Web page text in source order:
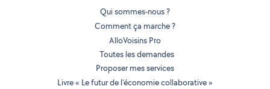
Qui sommes-nous ?
Comment ça marche ?
AlloVoisins Pro
Toutes les demandes
Proposer mes services
Livre « Le futur de l'économie collaborative »